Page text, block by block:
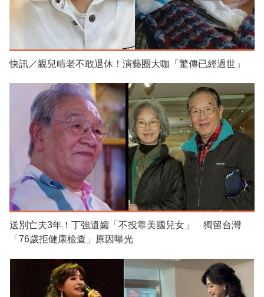
快訊／親兒啃老不敢退休！演藝圈大咖「驚傳已經過世」
送別亡夫3年！丁強遺孀「不投靠美國兒女」 獨留台灣
「76歲拒健康檢查」原因曝光